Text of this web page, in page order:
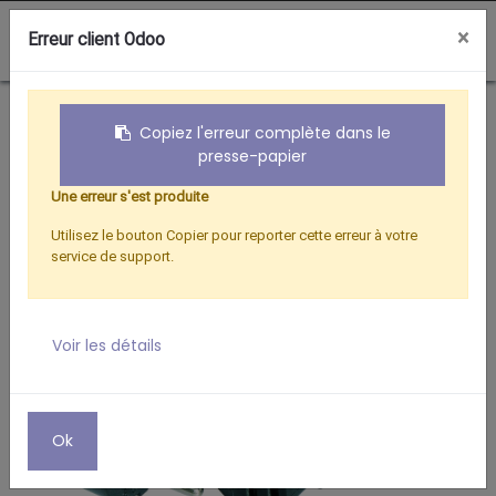
0
Boutique
ALIMENTATIONS
CORDON SECTEUR 1,80 M
Erreur client Odoo ×
Copiez l'erreur complète dans le
presse-papier
Une erreur s'est produite
Utilisez le bouton Copier pour reporter cette erreur à votre
service de support.
Voir les détails
Ok